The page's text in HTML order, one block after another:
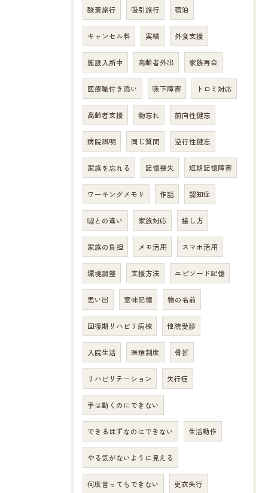
酸素旅行 吸引旅行 宿泊
キャンセル料 実績 外食支援
施設入所中 高齢者外出 家族再会
医療職付き添い 嚥下障害 トロミ対応
高齢者支援 物忘れ 前向性健忘
病院説明 同じ質問 逆行性健忘
家族を忘れる 記憶喪失 短期記憶障害
ワーキングメモリ 作話 認知症
噓との違い 家族対応 接し方
家族の負担 メモ活用 スマホ活用
環境調整 支援方法 エピソード記憶
思い出 意味記憶 物の名前
回復期リハビリ病棟 他院受診
入院生活 医療制度 骨折
リハビリテーション 失行症
手は動くのにできない
できるはずなのにできない 生活動作
やる気がないように見える
何度言ってもできない 更衣失行